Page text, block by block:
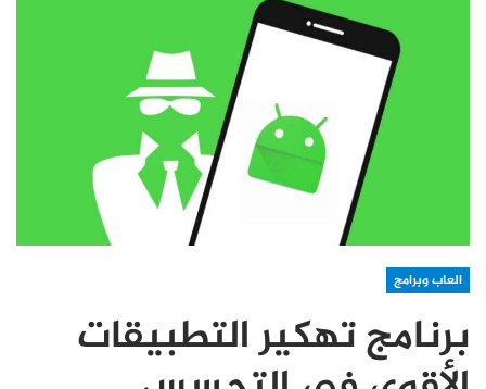
العاب وبرامج
برنامج تهكير التطبيقات